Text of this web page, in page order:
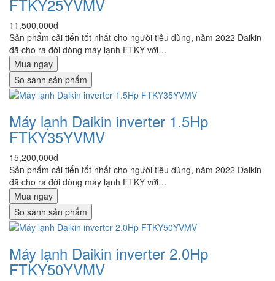
FTKY25YVMV
11,500,000đ
Sản phẩm cải tiến tốt nhất cho người tiêu dùng, năm 2022 Daikin
đã cho ra đời dòng máy lạnh FTKY với…
Mua ngay
So sánh sản phẩm
Máy lạnh Daikin inverter 1.5Hp
FTKY35YVMV
15,200,000đ
Sản phẩm cải tiến tốt nhất cho người tiêu dùng, năm 2022 Daikin
đã cho ra đời dòng máy lạnh FTKY với…
Mua ngay
So sánh sản phẩm
Máy lạnh Daikin inverter 2.0Hp
FTKY50YVMV